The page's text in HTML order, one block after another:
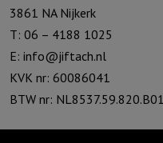
3861 NA Nijkerk
T: 06 – 4188 1025
E: info@jiftach.nl
KVK nr: 60086041
BTW nr: NL8537.59.820.B01